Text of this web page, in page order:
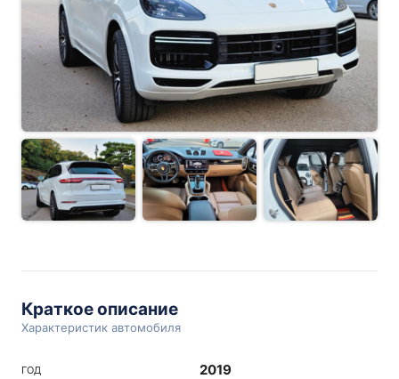
Краткое описание
Характеристик автомобиля
ГОД 2019